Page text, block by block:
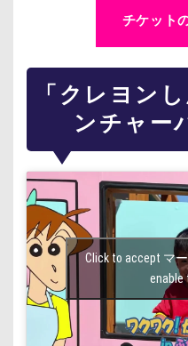
チケット
「クレヨン
ンチャー
Click to accept マ
enable